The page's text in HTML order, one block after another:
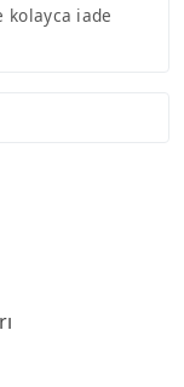
kolayca iade